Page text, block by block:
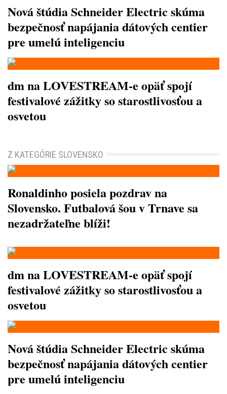
Nová štúdia Schneider Electric skúma
bezpečnosť napájania dátových centier
pre umelú inteligenciu
dm na LOVESTREAM-e opäť spojí
festivalové zážitky so starostlivosťou a
osvetou
Z KATEGÓRIE SLOVENSKO
Ronaldinho posiela pozdrav na
Slovensko. Futbalová šou v Trnave sa
nezadržateľne blíži!
dm na LOVESTREAM-e opäť spojí
festivalové zážitky so starostlivosťou a
osvetou
Nová štúdia Schneider Electric skúma
bezpečnosť napájania dátových centier
pre umelú inteligenciu